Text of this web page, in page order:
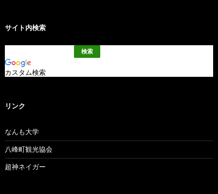
サイト内検索
カスタム検索
リンク
なんも大学
八峰町観光協会
超神ネイガー